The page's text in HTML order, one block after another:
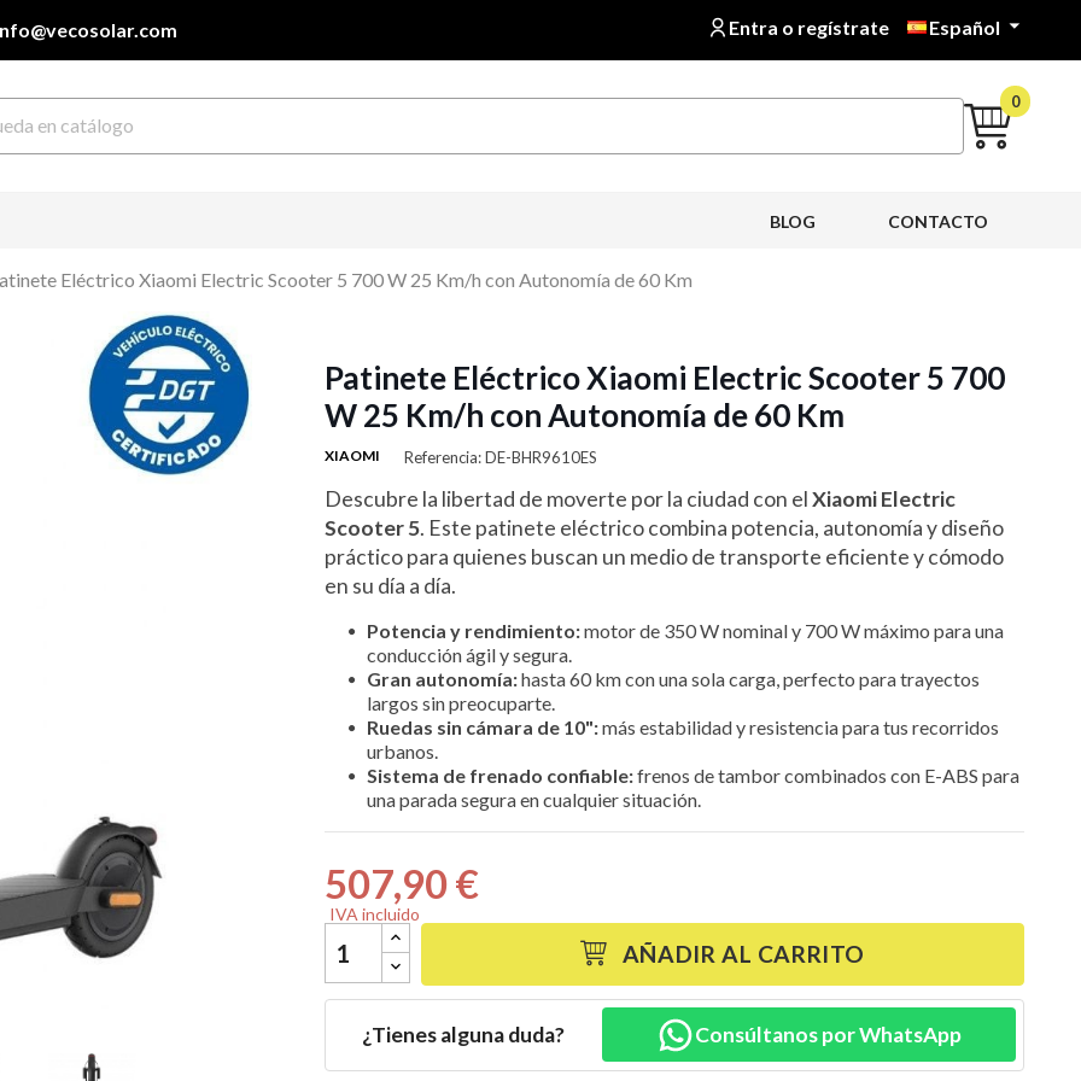
Entra o regístrate Español 
0
CONTACTO
BLOG
Eléctrico Xiaomi Electric Scooter 5 700 W 25 Km/h con Autonomía de 60 Km
Patinete Eléctrico Xiaomi Electric Scooter 5 700
W 25 Km/h con Autonomía de 60 Km
XIAOMI Referencia: DE-BHR9610ES
Descubre la libertad de moverte por la ciudad con elXiaomi Electric
Scooter 5. Este patinete eléctrico combina potencia, autonomía y diseño
práctico para quienes buscan un medio de transporte eficiente y cómodo
en su día a día.
Potencia y rendimiento:motor de 350 W nominal y 700 W máximo para una
conducción ágil y segura.
Gran autonomía:hasta 60 km con una sola carga, perfecto para trayectos
largos sin preocuparte.
Ruedas sin cámara de 10":más estabilidad y resistencia para tus recorridos
urbanos.
Sistema de frenado confiable:frenos de tambor combinados con E-ABS para
una parada segura en cualquier situación.
507,90 €
IVA incluido
AÑADIR AL CARRITO
¿Tienes alguna duda? Consúltanos por WhatsApp